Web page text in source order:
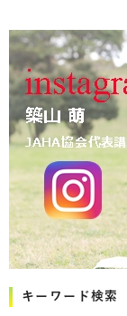
キーワード検索